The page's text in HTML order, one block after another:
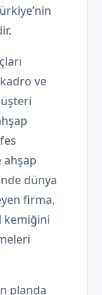
ve
ahşap
dünya
firma,
kemiğini
planda